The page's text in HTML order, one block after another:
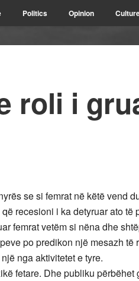
Politics Opinion
roli i
se si femrat në këtë vend
recesioni i ka detyruar ato të
femrat vetëm si nëna dhe
po predikon një mesazh të
nga aktivitetet e tyre.
fetare. Dhe publiku përbëhet